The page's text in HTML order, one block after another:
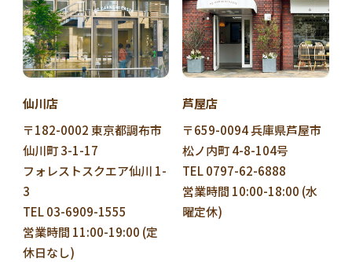
仙川店
〒182-0002 東京都調布市
仙川町 3-1-17
フォレストスクエア仙川 1-
3
TEL 03-6909-1555
営業時間 11:00-19:00 (定
休日なし)
芦屋店
〒659-0094 兵庫県芦屋市
松ノ内町 4-8-104号
TEL 0797-62-6888
営業時間 10:00-18:00 (水
曜定休)